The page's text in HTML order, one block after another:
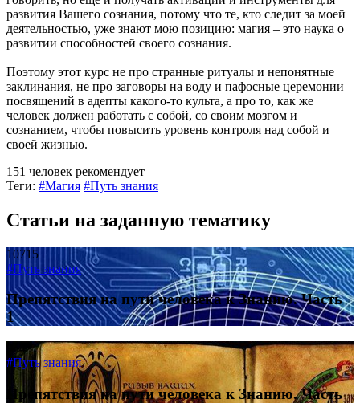
развития Вашего сознания, потому что те, кто следит за моей
деятельностью, уже знают мою позицию: магия – это наука о
развитии способностей своего сознания.
Поэтому этот курс не про странные ритуалы и непонятные
заклинания, не про заговоры на воду и пафосные церемонии
посвящений в адепты какого-то культа, а про то, как же
человек должен работать с собой, со своим мозгом и
сознанием, чтобы повысить уровень контроля над собой и
своей жизнью.
151 человек рекомендует
Теги: #Магия #Путь знания
Статьи на заданную тематику
10715
#Путь знания
Препятствия на пути человека к Знанию. Часть
1
9543
#Путь знания
Препятствия на пути человека к Знанию. Часть